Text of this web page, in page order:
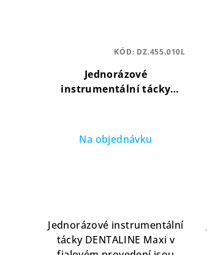
Jednorázové
instrumentální tácky
uspořádání nástrojů
Na objednávku
Jednorázové instrumentální
tácky DENTALINE Maxi v
KÓD: DZ.455.010L